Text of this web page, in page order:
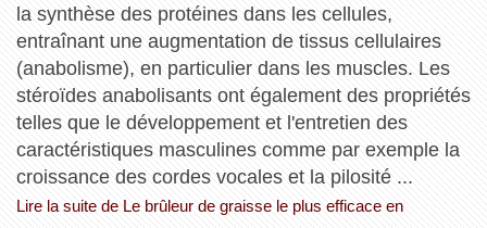
la synthèse des protéines dans les cellules,
entraînant une augmentation de tissus cellulaires
(anabolisme), en particulier dans les muscles. Les
stéroïdes anabolisants ont également des propriétés
telles que le développement et l'entretien des
caractéristiques masculines comme par exemple la
croissance des cordes vocales et la pilosité ...
Lire la suite de Le brûleur de graisse le plus efficace en